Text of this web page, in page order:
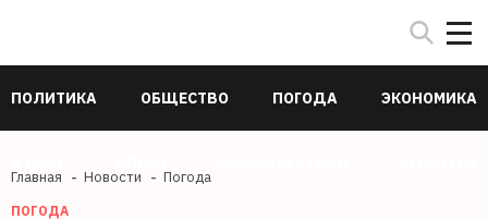
ПОЛИТИКА ОБЩЕСТВО ПОГОДА ЭКОНОМИКА
Главная Новости Погода
ПОГОДА